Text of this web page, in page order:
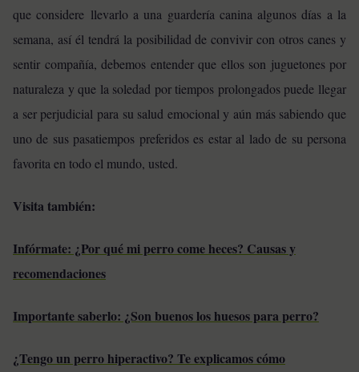
que considere llevarlo a una guardería canina algunos días a la
semana, así él tendrá la posibilidad de convivir con otros canes y
sentir compañía, debemos entender que ellos son juguetones por
naturaleza y que la soledad por tiempos prolongados puede llegar
a ser perjudicial para su salud emocional y aún más sabiendo que
uno de sus pasatiempos preferidos es estar al lado de su persona
favorita en todo el mundo, usted.
Visita también:
Infórmate: ¿Por qué mi perro come heces? Causas y
recomendaciones
Importante saberlo: ¿Son buenos los huesos para perro?
¿Tengo un perro hiperactivo? Te explicamos cómo